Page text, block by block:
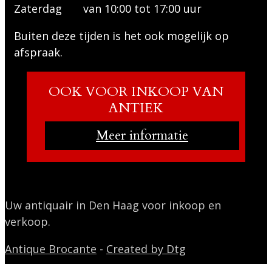
Zaterdag van 10:00 tot 17:00 uur
Buiten deze tijden is het ook mogelijk op
afspraak.
OOK VOOR INKOOP VAN
ANTIEK
Meer informatie
Uw antiquair in Den Haag voor inkoop en
verkoop.
Antique Brocante - Created by Dtg